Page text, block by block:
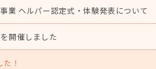
業 ヘルパー認定式・体験発表について
開催しました
！